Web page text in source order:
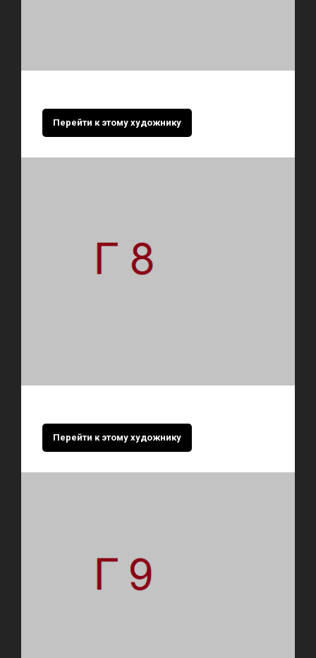
Перейти к этому художнику
Перейти к этому художнику